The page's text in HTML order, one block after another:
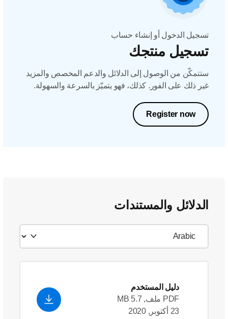
تسجيل الدخول أو إنشاء حساب
تسجيل منتجك
ستتمكّن من الوصول إلى الدلائل والدعم المخصص والمزيد
غير ذلك على الفور. كذلك، فهو يتميّز بالسرعة والسهولة.
Register now
الدلائل والمستندات
دليل المستخدم
PDF ملف, 5.7 MB
23 أكتوبر, 2020